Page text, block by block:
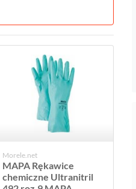
Morele.net
MAPA Rękawice
chemiczne Ultranitril